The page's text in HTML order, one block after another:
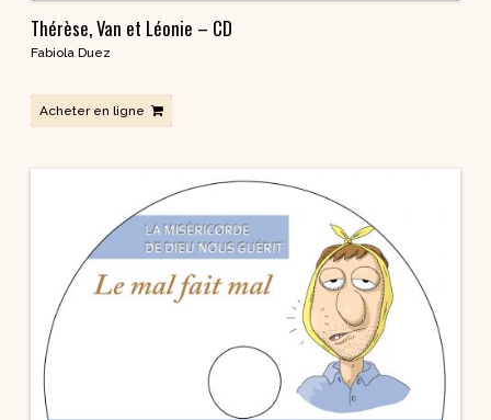
Thérèse, Van et Léonie – CD
Fabiola Duez
Acheter en ligne